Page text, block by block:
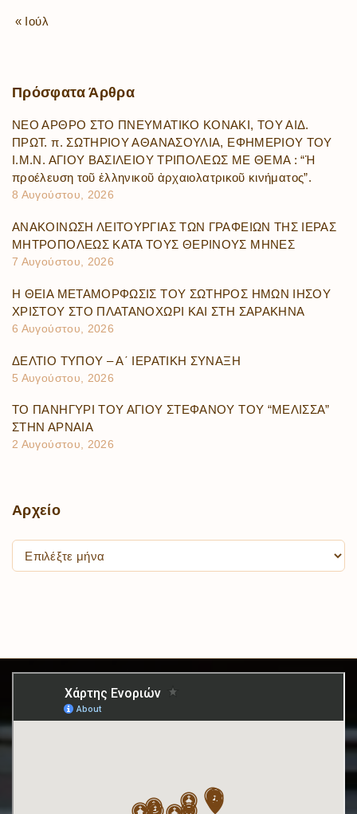
« Ιούλ
Πρόσφατα Άρθρα
ΝΕΟ ΑΡΘΡΟ ΣΤΟ ΠΝΕΥΜΑΤΙΚΟ ΚΟΝΑΚΙ, ΤΟΥ ΑΙΔ.
ΠΡΩΤ. π. ΣΩΤΗΡΙΟΥ ΑΘΑΝΑΣΟΥΛΙΑ, ΕΦΗΜΕΡΙΟΥ ΤΟΥ
Ι.Μ.Ν. ΑΓΙΟΥ ΒΑΣΙΛΕΙΟΥ ΤΡΙΠΟΛΕΩΣ ΜΕ ΘΕΜΑ : “Ἡ
προέλευση τοῦ ἑλληνικοῦ ἀρχαιολατρικοῦ κινήματος”.
8 Αυγούστου, 2026
ΑΝΑΚΟΙΝΩΣΗ ΛΕΙΤΟΥΡΓΙΑΣ ΤΩΝ ΓΡΑΦΕΙΩΝ ΤΗΣ ΙΕΡΑΣ
ΜΗΤΡΟΠΟΛΕΩΣ ΚΑΤΑ ΤΟΥΣ ΘΕΡΙΝΟΥΣ ΜΗΝΕΣ
7 Αυγούστου, 2026
Η ΘΕΙΑ ΜΕΤΑΜΟΡΦΩΣΙΣ ΤΟΥ ΣΩΤΗΡΟΣ ΗΜΩΝ ΙΗΣΟΥ
ΧΡΙΣΤΟΥ ΣΤΟ ΠΛΑΤΑΝΟΧΩΡΙ ΚΑΙ ΣΤΗ ΣΑΡΑΚΗΝΑ
6 Αυγούστου, 2026
ΔΕΛΤΙΟ ΤΥΠΟΥ – Α΄ ΙΕΡΑΤΙΚΗ ΣΥΝΑΞΗ
5 Αυγούστου, 2026
ΤΟ ΠΑΝΗΓΥΡΙ ΤΟΥ ΑΓΙΟΥ ΣΤΕΦΑΝΟΥ ΤΟΥ “ΜΕΛΙΣΣΑ”
ΣΤΗΝ ΑΡΝΑΙΑ
2 Αυγούστου, 2026
Αρχείο